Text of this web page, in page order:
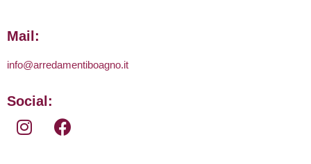
Mail:
info@arredamentiboagno.it
Social: